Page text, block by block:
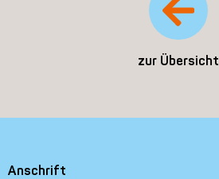
zur Übersicht
Anschrift